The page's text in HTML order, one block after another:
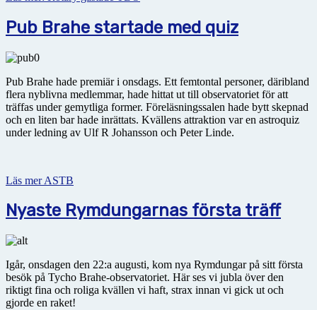
Pub Brahe startade med quiz
Pub Brahe hade premiär i onsdags. Ett femtontal personer, däribland
flera nyblivna medlemmar, hade hittat ut till observatoriet för att
träffas under gemytliga former. Föreläsningssalen hade bytt skepnad
och en liten bar hade inrättats. Kvällens attraktion var en astroquiz
under ledning av Ulf R Johansson och Peter Linde.
Läs mer ASTB
Nyaste Rymdungarnas första träff
Igår, onsdagen den 22:a augusti, kom nya Rymdungar på sitt första
besök på Tycho Brahe-observatoriet. Här ses vi jubla över den
riktigt fina och roliga kvällen vi haft, strax innan vi gick ut och
gjorde en raket!